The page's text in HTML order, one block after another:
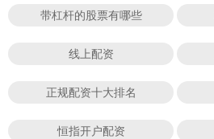
带杠杆的股票有哪些
线上配资
正规配资十大排名
恒指开户配资